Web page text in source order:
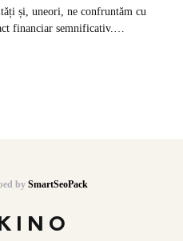
și, uneori, ne confruntăm cu
financiar semnificativ.…
by SmartSeoPack